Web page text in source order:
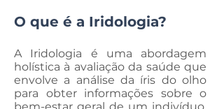
O que é a Iridologia?
A Iridologia é uma abordagem
holística à avaliação da saúde que
envolve a análise da íris do olho
para obter informações sobre o